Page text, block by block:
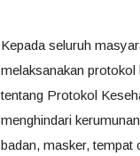
Kepada seluruh
melaksanakan
tentang Protokol
menghindari
badan, masker, tempat